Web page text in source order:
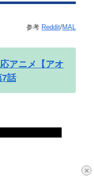
×
参考 Reddit/MAL
アニメ【アオ
7話